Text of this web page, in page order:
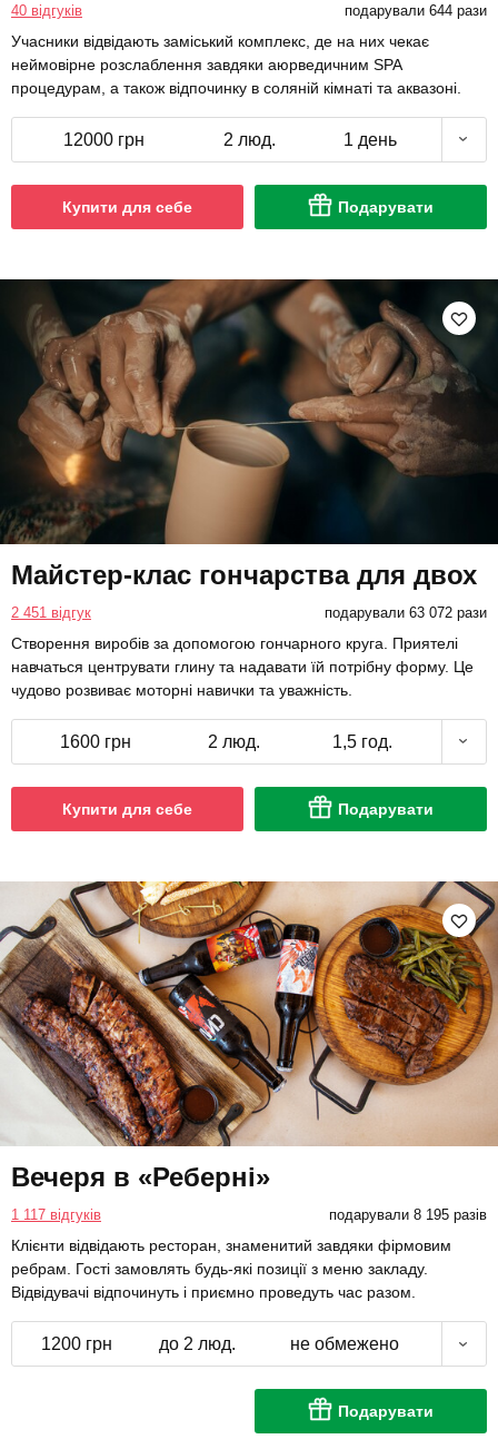
40 відгуків подарували 644 рази
Учасники відвідають заміський комплекс, де на них чекає
неймовірне розслаблення завдяки аюрведичним SPA
процедурам, а також відпочинку в соляній кімнаті та аквазоні.
12000 грн 2 люд. 1 день
Купити для себе Подарувати
Майстер-клас гончарства для двох
2 451 відгук подарували 63 072 рази
Створення виробів за допомогою гончарного круга. Приятелі
навчаться центрувати глину та надавати їй потрібну форму. Це
чудово розвиває моторні навички та уважність.
1600 грн 2 люд. 1,5 год.
Купити для себе Подарувати
Вечеря в «Реберні»
1 117 відгуків подарували 8 195 разів
Клієнти відвідають ресторан, знаменитий завдяки фірмовим
ребрам. Гості замовлять будь-які позиції з меню закладу.
Відвідувачі відпочинуть і приємно проведуть час разом.
1200 грн до 2 люд. не обмежено
Подарувати